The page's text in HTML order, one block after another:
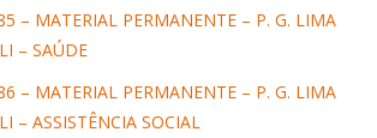
– MATERIAL PERMANENTE – P. G. LIMA
– SAÚDE
– MATERIAL PERMANENTE – P. G. LIMA
– ASSISTÊNCIA SOCIAL